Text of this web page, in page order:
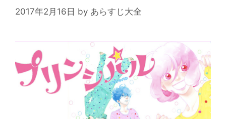
2017年2月16日 by あらすじ大全